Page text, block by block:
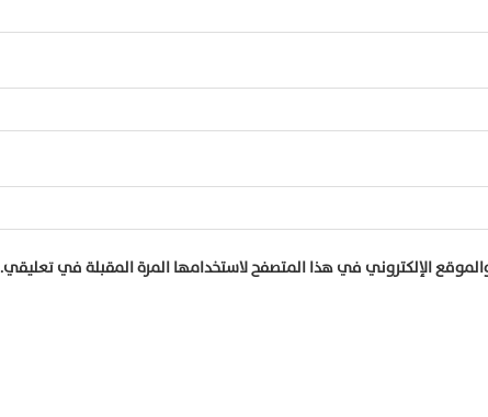
الإلكتروني في هذا المتصفح لاستخدامها المرة المقبلة في تعليقي.